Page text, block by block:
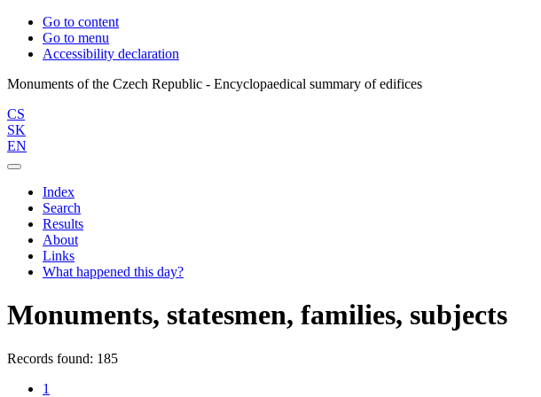
Go to content
Go to menu
Accessibility declaration
CS
SK
EN
Index
Search
Results
About
Links
What happened this day?
Monuments, statesmen, families, subjects
Records found: 185
1